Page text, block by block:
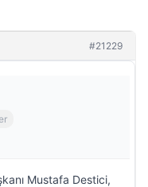
#21229
Mustafa Destici,